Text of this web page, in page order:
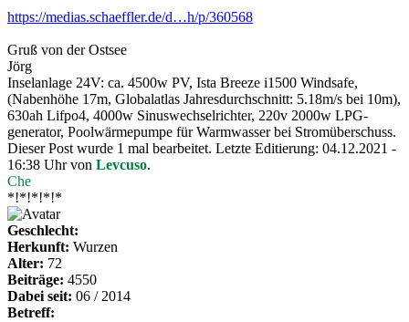
https://medias.schaeffler.de/d…h/p/360568
Gruß von der Ostsee
Jörg
Inselanlage 24V: ca. 4500w PV, Ista Breeze i1500 Windsafe,
(Nabenhöhe 17m, Globalatlas Jahresdurchschnitt: 5.18m/s bei 10m),
630ah Lifpo4, 4000w Sinuswechselrichter, 220v 2000w LPG-
generator, Poolwärmepumpe für Warmwasser bei Stromüberschuss.
Dieser Post wurde 1 mal bearbeitet. Letzte Editierung: 04.12.2021 -
16:38 Uhr von Levcuso.
Che
*!*!*!*!*
Geschlecht:
Herkunft: Wurzen
Alter: 72
Beiträge: 4550
Dabei seit: 06 / 2014
Betreff: